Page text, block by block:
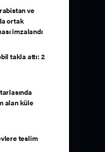
ve
ortak
imzalandı
takla attı: 2
alan küle
teslim